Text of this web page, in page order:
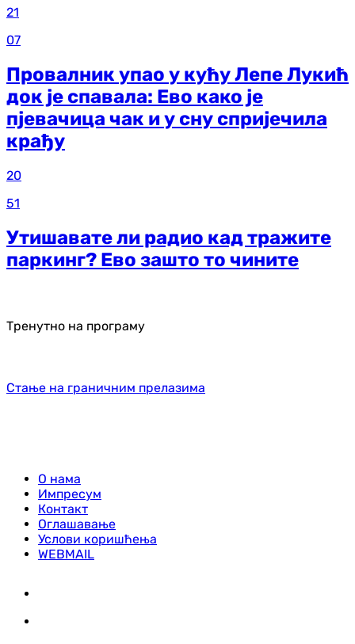
21
07
Провалник упао у кућу Лепе Лукић
док је спавала: Ево како је
пјевачица чак и у сну спријечила
крађу
20
51
Утишавате ли радио кад тражите
паркинг? Ево зашто то чините
Тренутно на програму
Стање на граничним прелазима
О нама
Импресум
Контакт
Оглашавање
Услови коришћења
WEBMAIL